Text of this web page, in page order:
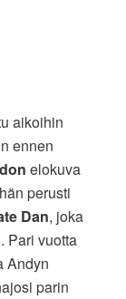
aikoihin
ennen
elokuva
perusti
Dan, joka
Pari vuotta
Andyn
parin